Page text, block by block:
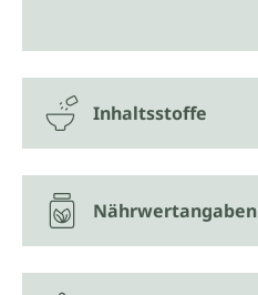
Inhaltsstoffe
Nährwertangaben